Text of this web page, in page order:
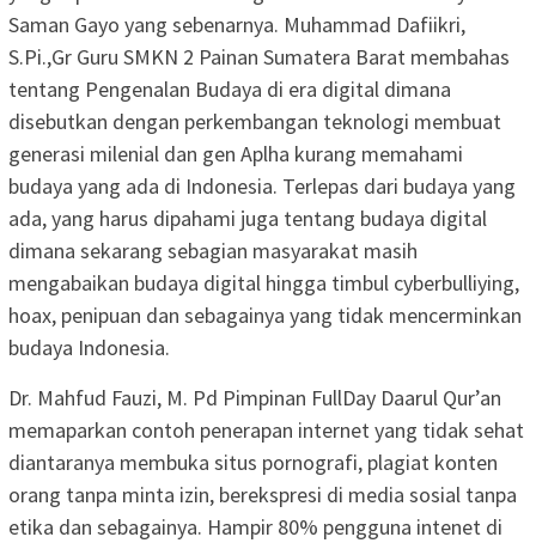
Saman Gayo yang sebenarnya. Muhammad Dafiikri,
S.Pi.,Gr Guru SMKN 2 Painan Sumatera Barat membahas
tentang Pengenalan Budaya di era digital dimana
disebutkan dengan perkembangan teknologi membuat
generasi milenial dan gen Aplha kurang memahami
budaya yang ada di Indonesia. Terlepas dari budaya yang
ada, yang harus dipahami juga tentang budaya digital
dimana sekarang sebagian masyarakat masih
mengabaikan budaya digital hingga timbul cyberbulliying,
hoax, penipuan dan sebagainya yang tidak mencerminkan
budaya Indonesia.
Dr. Mahfud Fauzi, M. Pd Pimpinan FullDay Daarul Qur’an
memaparkan contoh penerapan internet yang tidak sehat
diantaranya membuka situs pornografi, plagiat konten
orang tanpa minta izin, berekspresi di media sosial tanpa
etika dan sebagainya. Hampir 80% pengguna intenet di